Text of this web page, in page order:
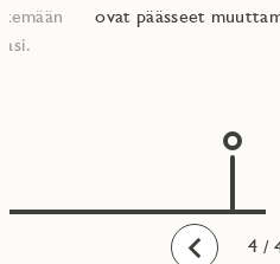
Taaksepäin
ovat päässeet
1
2
3
4 /